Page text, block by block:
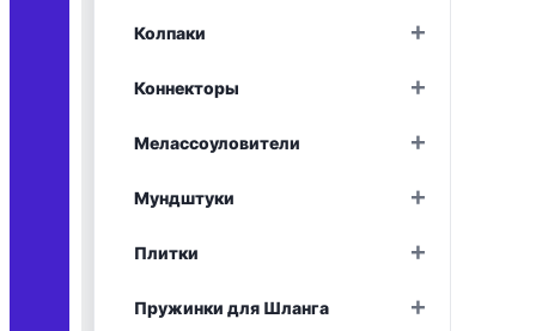
Колпаки +Раскрыть
Коннекторы +Раскрыть
Мелассоуловители +Раскрыть
Мундштуки +Раскрыть
Плитки +Раскрыть
Пружинки для Шланга +Раскрыть